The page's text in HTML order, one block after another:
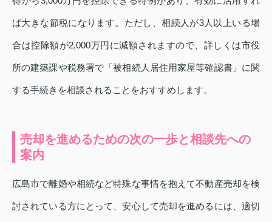
ば大きな節税になります。ただし、相続人が3人以上いる場
合は控除額が2,000万円に減額されますので、詳しくは市役
所の建築課や税務署で「被相続人居住用家屋等確認書」に関
する手続きを相談されることをおすすめします。
売却を進めるための次の一歩と相談先への
案内
広島市で離婚や相続など特殊な事情を抱えて不動産売却を検
討されている方にとって、安心して売却を進めるには、適切